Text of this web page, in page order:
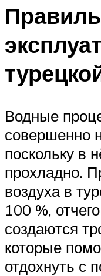
Водные
совершенно
поскольку в
прохладно.
воздуха в
100 %,
создаются
которые
отдохнуть с